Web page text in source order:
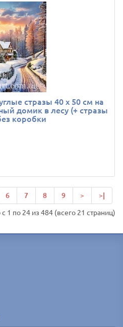
стразы 40 х 50 см на
домик в лесу (+ стразы
коробки
6 7 8 9 > >|
1 по 24 из 484 (всего 21 страниц)